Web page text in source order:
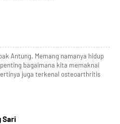
Antung. Memang namanya hidup
bagaimana kita memaknai
juga terkenal osteoarthritis
Sari